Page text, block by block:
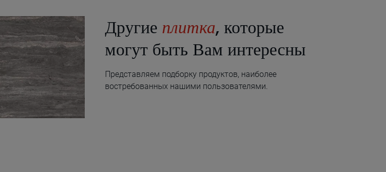
Другие плитка, которые
могут быть Вам интересны
Представляем подборку продуктов, наиболее
востребованных нашими пользователями.